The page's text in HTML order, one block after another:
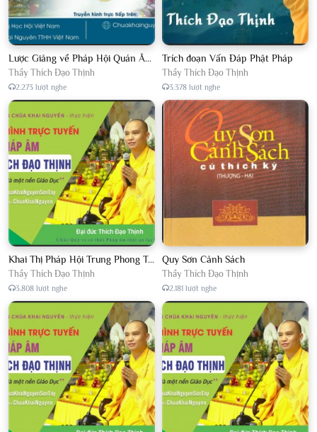
Lược Giảng về Pháp Hội Quán Âm TTHN lần 2
Thầy Thích Đạo Thịnh
2.273 lượt nghe
Trích đoạn Vấn Đáp Phật Pháp
Thầy Thích Đạo Thịnh
3.378 lượt nghe
Khai Thị Pháp Hội Trung Phong Tam Thời Hệ Niệm
Thầy Thích Đạo Thịnh
3.808 lượt nghe
Quy Sơn Cảnh Sách
Thầy Thích Đạo Thịnh
2.181 lượt nghe